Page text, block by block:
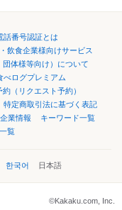
話番号認証とは
飲食企業様向けサービス
団体様等向け）について
べログプレミアム
（リクエスト予約）
特定商取引法に基づく表記
企業情報
キーワード一覧
覧
한국어 日本語
©Kakaku.com, Inc.